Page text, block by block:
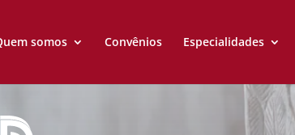
somos Convênios Especialidades